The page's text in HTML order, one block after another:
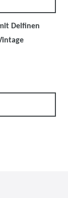
Delfinen